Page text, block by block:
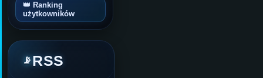
👑 Ranking
użytkowników
📡RSS